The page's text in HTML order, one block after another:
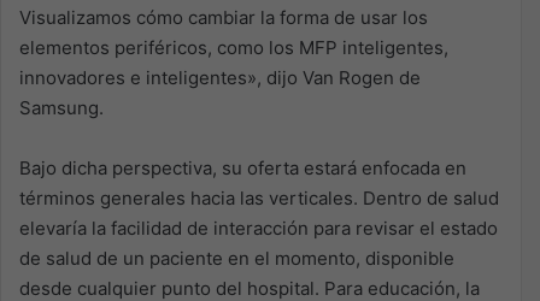
Visualizamos cómo cambiar la forma de usar los
elementos periféricos, como los MFP inteligentes,
innovadores e inteligentes», dijo Van Rogen de
Samsung.
Bajo dicha perspectiva, su oferta estará enfocada en
términos generales hacia las verticales. Dentro de salud
elevaría la facilidad de interacción para revisar el estado
de salud de un paciente en el momento, disponible
desde cualquier punto del hospital. Para educación, la